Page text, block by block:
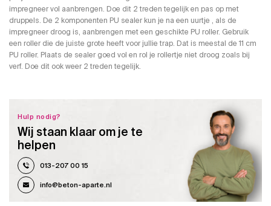
impregneer vol aanbrengen. Doe dit 2 treden tegelijk en pas op met
druppels. De 2 komponenten PU sealer kun je na een uurtje , als de
impregneer droog is, aanbrengen met een geschikte PU roller. Gebruik
een roller die de juiste grote heeft voor jullie trap. Dat is meestal de 11 cm
PU roller. Plaats de sealer goed vol en rol je rollertje niet droog zoals bij
verf. Doe dit ook weer 2 treden tegelijk.
Hulp nodig?
Wij staan klaar om je te
helpen
013-207 00 15
info@beton-aparte.nl